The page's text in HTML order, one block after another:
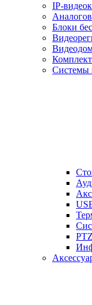
IP-
Блоки
Системы